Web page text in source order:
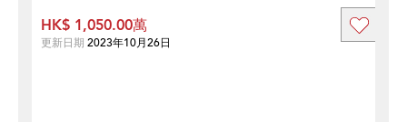
HK$ 1,050.00萬
更新日期 2023年10月26日